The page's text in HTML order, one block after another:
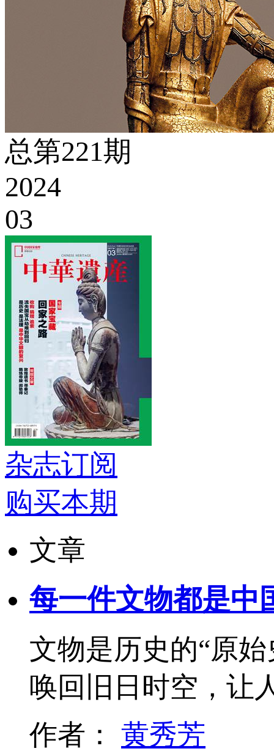
总第221期
2024
03
杂志订阅
购买本期
文章
每一件文物都是中
文物是历史的“原
唤回旧日时空，让
作者： 黄秀芳